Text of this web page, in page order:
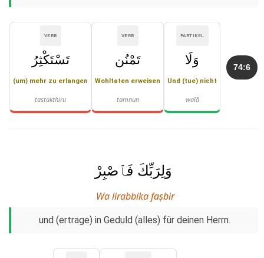
74:6
PARTIKEL
وَلَا
Und (tue) nicht
walā
VERB
تَمْنُن
Wohltaten erweisen
tamnun
VERB
تَسْتَكْثِرُ
(um) mehr zu erlangen
tastakthiru
وَلِرَبِّكَ فَٱصْبِرْ
Wa lirabbika faṣbir
und (ertrage) in Geduld (alles) für deinen Herrn.